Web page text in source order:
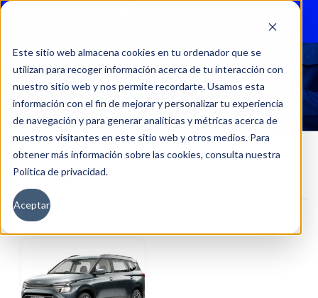
Este sitio web almacena cookies en tu ordenador que se
utilizan para recoger información acerca de tu interacción con
nuestro sitio web y nos permite recordarte. Usamos esta
información con el fin de mejorar y personalizar tu experiencia
de navegación y para generar analíticas y métricas acerca de
nuestros visitantes en este sitio web y otros medios. Para
obtener más información sobre las cookies, consulta nuestra
Política de privacidad.
Aceptar
CARENS LX 1.5L 6MT 7P
Inicio Versión del producto
Filtros